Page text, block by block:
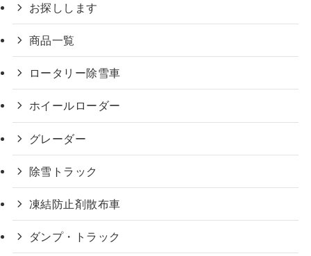
お探しします
商品一覧
ロータリー除雪車
ホイールローダー
グレーダー
除雪トラック
凍結防止剤散布車
ダンプ・トラック